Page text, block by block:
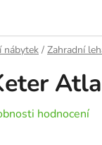
nábytek / Zahradní
hodnocení